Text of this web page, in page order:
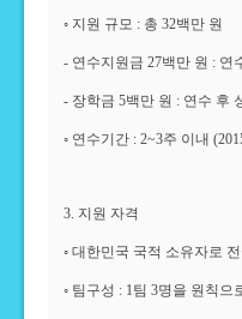
◦ 지원 규모 : 총 32백만 원
- 연수지원금 27백만 원 : 연
- 장학금 5백만 원 : 연수 후
◦ 연수기간 : 2~3주 이내
3. 지원 자격
◦ 대한민국 국적 소유자로
◦ 팀구성 : 1팀 3명을 원칙으